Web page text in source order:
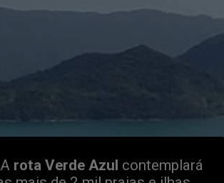
A rota Verde Azul contemplará